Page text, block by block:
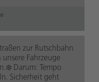
zur Rutschbahn
Fahrzeuge
Darum: Tempo
Sicherheit geht